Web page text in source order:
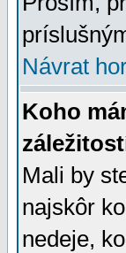
Návrat
Koho
Mali by
najskôr
nedeje,